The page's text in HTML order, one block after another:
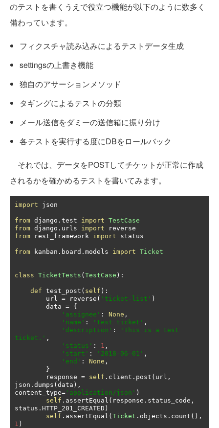
のテストを書くうえで役立つ機能が以下のように数多く
備わっています。
フィクスチャ読み込みによるテストデータ生成
settingsの上書き機能
独自のアサーションメソッド
タギングによるテストの分類
メール送信をダミーの送信箱に振り分け
各テストを実行する度にDBをロールバック
それでは、データをPOSTしてチケットが正常に作成
されるかを確かめるテストを書いてみます。
import json
from django . test import TestCase
from django . urls import
from rest_framework import status
from kanban . board . models import Ticket
class TicketTests (TestCase ):
def test_post ( self ):
        url
= reverse ( 'ticket-list' )
        data
= {
'assignee' : None ,
'name' : 'test ticket' ,
'description' :
'This is a test
ticket.' ,
'status' : 1 ,
'start' : '2018-06-01' ,
'end' : None ,
}
        response
= self . client . post ( url ,
json . dumps (data ),
content_type= 'application/json' )
self . assertEqual ( response . status_code ,
status . HTTP_201_CREATED )
self . assertEqual (Ticket . objects . count (),
1 )